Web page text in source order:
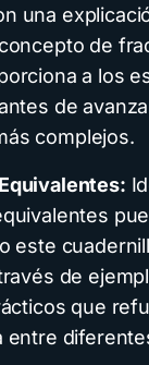
una
de
a los
de
complejos.
este
de
que
entre